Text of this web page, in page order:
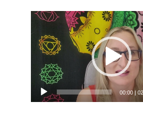
Video
přehrávač
00:00|